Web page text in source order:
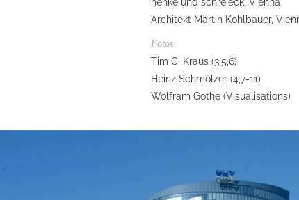
Architekt Martin Kohlbauer,
Fotos
Tim C. Kraus (3,5,6)
Heinz Schmölzer (4,7-11)
Wolfram Gothe (Visualisations)